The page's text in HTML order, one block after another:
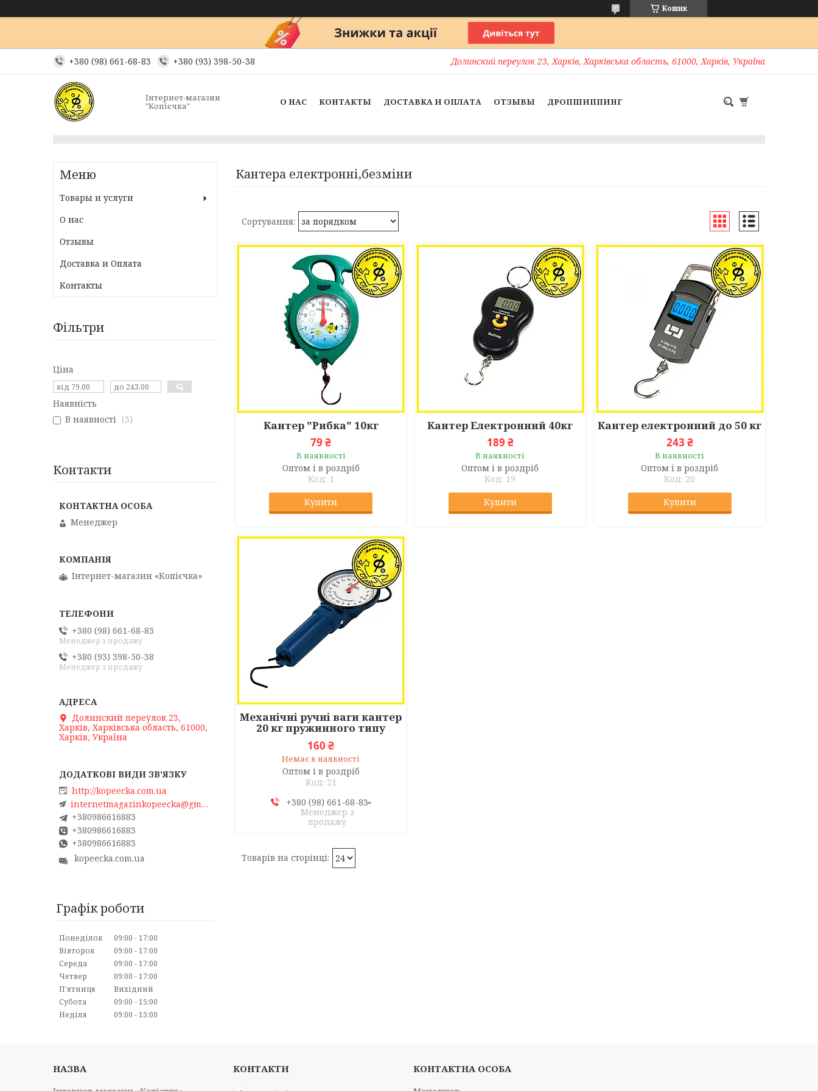
Кошик
+380 (98) 661-68-83 +380 (93) 398-50-38 Долинский переулок 23, Харків, Харківська область, 61000, Харків, Україна
Інтернет-магазин
"Копієчка" О НАС КОНТАКТЫ ДОСТАВКА И ОПЛАТА ОТЗЫВЫ ДРОПШИППИНГ
Кантера електронні,безміни
Кантер "Рибка" 10кг
79 ₴
В наявності
Оптом і в роздріб
1
Купити
Кантер Електронний 40кг
189 ₴
В наявності
Оптом і в роздріб
19
Купити
Кантер електронний до 50 кг
243 ₴
В наявності
Оптом і в роздріб
20
Купити
Механічні ручні ваги кантер
20 кг пружинного типу
160 ₴
Немає в наявності
Оптом і в роздріб
21
+380 (98) 661-68-83
Менеджер з
продажу
Товары и услуги
О нас
Отзывы
Доставка и Оплата
Контакты
Фільтри
Ціна
Наявність
В наявності
3
Контакти
Менеджер
Інтернет-магазин «Копієчка»
+380 (98) 661-68-83
Менеджер з продажу
+380 (93) 398-50-38
Менеджер з продажу
Долинский переулок 23,
Харків, Харківська область, 61000,
Харків, Україна
http://kopeecka.com.ua
internetmagazinkopeecka@gmail.com
+380986616883
+380986616883
+380986616883
kopeecka.com.ua
Графік роботи
Понеділок 09:00
17:00
Вівторок
09:00
17:00
Середа
09:00
17:00
Четвер
09:00
17:00
Пʼятниця
Вихідний
Субота
09:00
15:00
Неділя
09:00 15:00